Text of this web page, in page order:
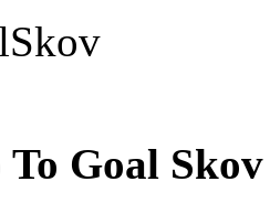
Goal Skov